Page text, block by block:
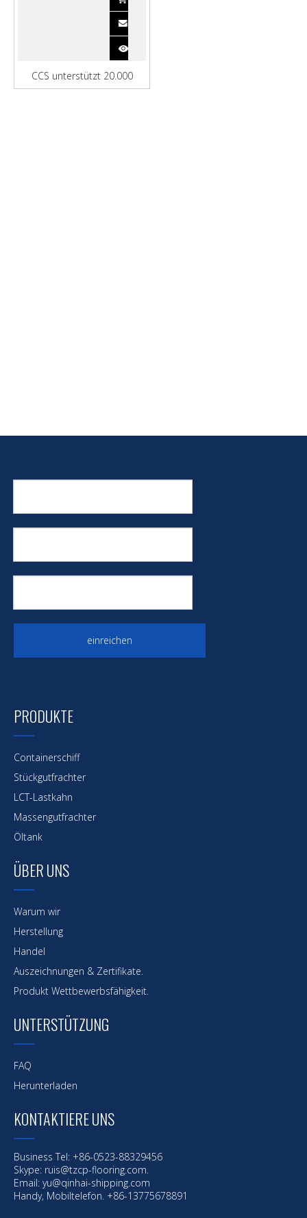
CCS unterstützt 20.000
Tonnen Eisenerz-
einreichen
PRODUKTE
Containerschiff
Stückgutfrachter
LCT-Lastkahn
Massengutfrachter
Öltank
ÜBER UNS
Warum wir
Herstellung
Handel
Auszeichnungen & Zertifikate.
Produkt Wettbewerbsfähigkeit.
UNTERSTÜTZUNG
FAQ
Herunterladen
KONTAKTIERE UNS
Business Tel: +86-0523-88329456
Skype: ruis@tzcp-flooring.com.
Email: yu@qinhai-shipping.com
Handy, Mobiltelefon. +86-13775678891